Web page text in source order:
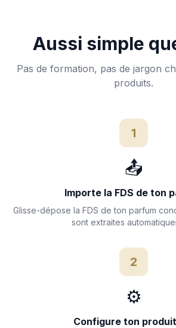
Aussi simple
Pas de formation, pas de jargon
produits.
1
📤
Importe la FDS de ton
Glisse-dépose la FDS de ton parfum
sont extraites
2
⚙️
Configure ton